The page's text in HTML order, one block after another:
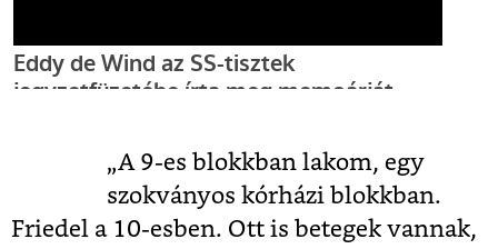
„A 9-es blokkban lakom, egy
szokványos kórházi blokkban.
Friedel a 10-esben. Ott is betegek vannak,